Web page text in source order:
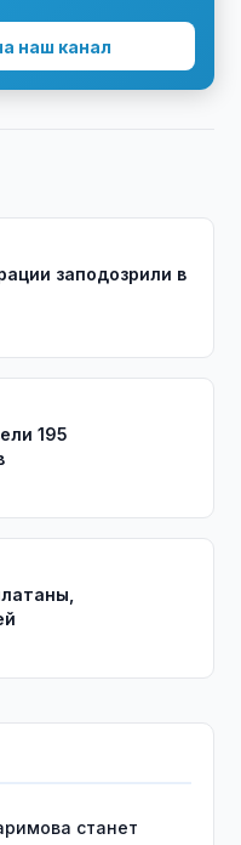
наш канал
заподозрили в
195
станет